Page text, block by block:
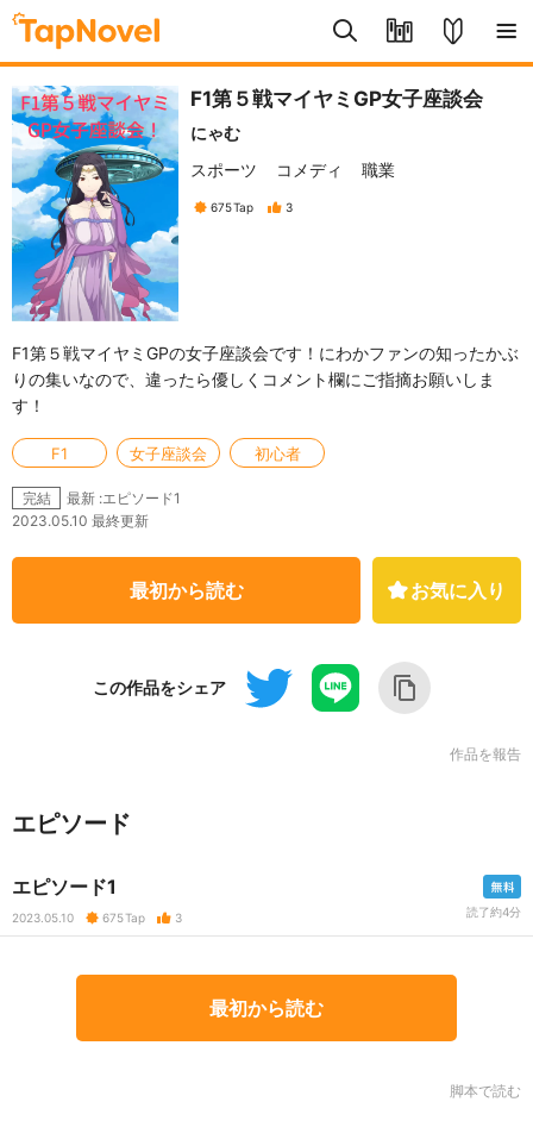
F1第５戦マイヤミGP女子座談会
にゃむ
スポーツ
コメディ 職業
675Tap 3
F1第５戦マイヤミGPの女子座談会です！にわかファンの知ったかぶ
りの集いなので、違ったら優しくコメント欄にご指摘お願いしま
す！
F1 女子座談会 初心者
完結
最新 :エピソード1
2023.05.10 最終更新
最初から読む お気に入り
この作品をシェア
作品を報告
エピソード
エピソード1
2023.05.10 675Tap 3 読了約4分
最初から読む
脚本で読む